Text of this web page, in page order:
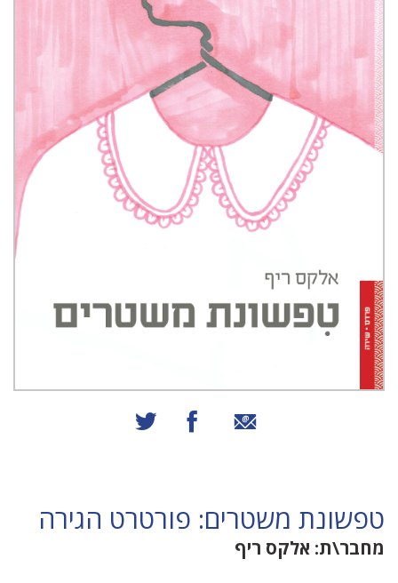
שיתוף באמצעות אימייל
שיתוף בפייסבוק
טפשונת משטרים: פורטרט הגירה
מחבר\ת: אלקס ריף